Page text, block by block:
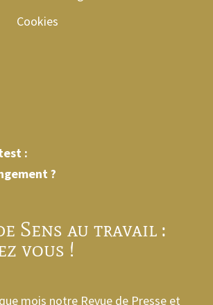
Cookies
:
?
Sens au travail :
vous !
mois notre Revue de Presse et